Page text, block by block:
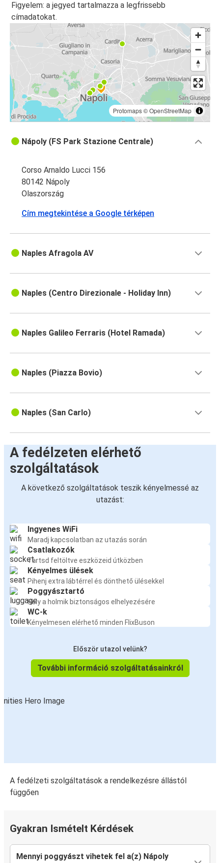
Firenze
Nápoly
Nápoly
Firenze
Catania
Nápoly
Nápoly
Nápoly
Nápoly
Potenza
Sorrento
Salerno
Potenza
Nápoly
Sorrento
Nápoly
Messina
Nápoly
Nápoly
Caserta
Nápoly
Teramo
Nápoly
Nápoly
Róma, Ciampino repülőtér
Caserta
Nápoly
Pompeji
Nápoly
Figyelem: a jegyed tartalmazza a legfrissebb
címadatokat.
Protomaps©OpenStreetMap
Nápoly (FS Park Stazione Centrale)
Corso Arnaldo Lucci 156
80142 Nápoly
Olaszország
Cím megtekintése a Google térképen
Naples Afragola AV
Naples (Centro Direzionale - Holiday Inn)
Naples Galileo Ferraris (Hotel Ramada)
Naples (Piazza Bovio)
Naples (San Carlo)
A fedélzeten elérhető
szolgáltatások
A következő szolgáltatások teszik kényelmessé az
utazást:
Ingyenes WiFi
Maradj kapcsolatban az utazás során
Csatlakozók
Tartsd feltöltve eszközeid útközben
Kényelmes ülések
Pihenj extra lábtérrel és dönthető ülésekkel
Poggyásztartó
Hely a holmik biztonságos elhelyezésére
WC-k
Kényelmesen elérhető minden FlixBuson
Először utazol velünk?
További információ szolgáltatásainkról
A fedélzeti szolgáltatások a rendelkezésre állástól
függően
Gyakran Ismételt Kérdések
Mennyi poggyászt vihetek fel a(z) Nápoly